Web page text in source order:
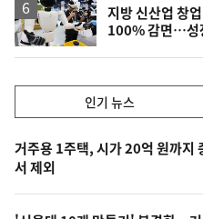
지방 신산업 창
100% 감면…성
기,
최
신,
오
인기 뉴스
기
뉴
스
거주용 1주택, 시가 20억 원까지
서 제외